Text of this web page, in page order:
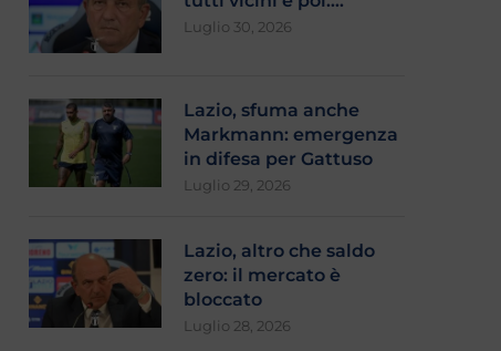
Lazio, sfuma anche Markmann:
emergenza in difesa per...
Luglio 29, 2026
Luglio 30, 2026
Lazio, sfuma anche
Markmann: emergenza
in difesa per Gattuso
Luglio 29, 2026
Lazio, altro che saldo
zero: il mercato è
bloccato
Luglio 28, 2026